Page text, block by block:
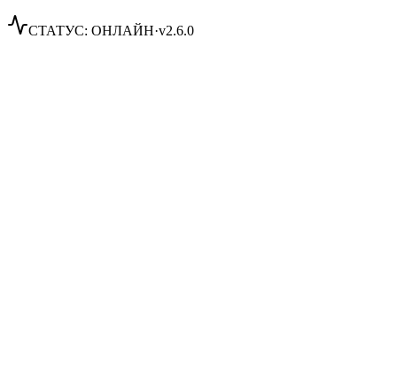
СТАТУС: ОНЛАЙН·v2.6.0